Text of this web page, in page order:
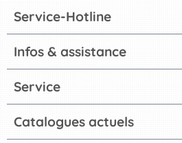
Catalogues actuels
Service-Hotline
Infos & assistance
Service